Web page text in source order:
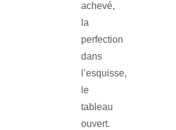
achevé,
la
perfection
dans
l’esquisse,
le
tableau
ouvert.